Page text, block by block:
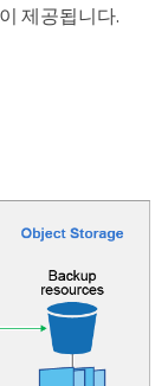
제공됩니다.